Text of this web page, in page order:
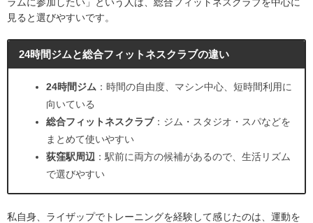
見ると選びやすいです。
24時間ジムと総合フィットネスクラブの違い
24時間ジム ：時間の自由度、マシン中心、短時間利用に
向いている
総合フィットネスクラブ：ジム・スタジオ・スパなどを
まとめて使いやすい
荻窪駅周辺 ：駅前に両方の候補があるので、生活リズム
で選びやすい
私自身、ライザップでトレーニングを経験して感じたのは、運動を